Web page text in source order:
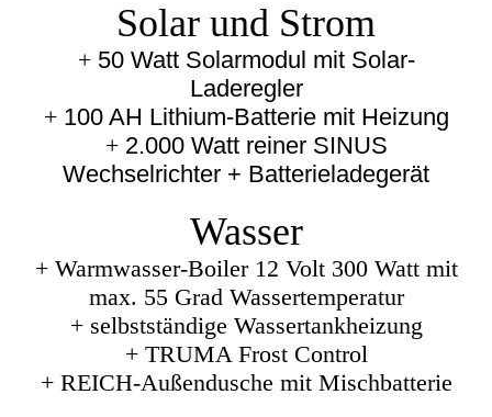
Solar und Strom
+50 Watt Solarmodul mit Solar-
Laderegler
+ 100 AH Lithium-Batterie mit Heizung
+2.000 Watt reiner SINUS
Wechselrichter + Batterieladegerät
Wasser
+Warmwasser-Boiler 12 Volt 300 Watt mit
max. 55 Grad Wassertemperatur
+selbstständige Wassertankheizung
+TRUMA Frost Control
+REICH-Außendusche mit Mischbatterie